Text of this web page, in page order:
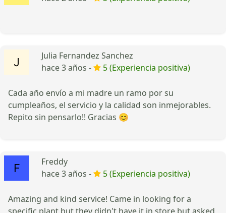
Julia Fernandez Sanchez
hace 3 años -
5 (Experiencia positiva)
Cada año envío a mi madre un ramo por su
cumpleaños, el servicio y la calidad son inmejorables.
Repito sin pensarlo!! Gracias 😊
Freddy
hace 3 años -
5 (Experiencia positiva)
Amazing and kind service! Came in looking for a